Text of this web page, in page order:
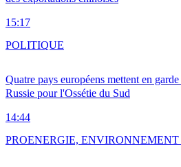
15:17
Quatre pays européens mettent en
Russie pour l'Ossétie du Sud
14:44
POLITIQUE
PROENERGIE, ENVIRONNEMENT